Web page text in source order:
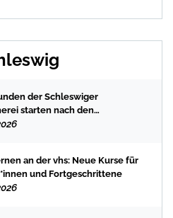
der Schleswiger
starten nach den
mit spannenden
an der vhs: Neue Kurse für
und Fortgeschrittene